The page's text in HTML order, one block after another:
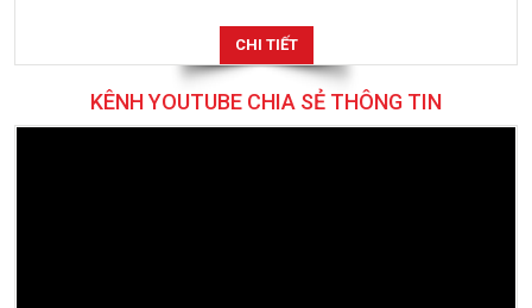
CHI TIẾT
KÊNH YOUTUBE CHIA SẺ THÔNG TIN